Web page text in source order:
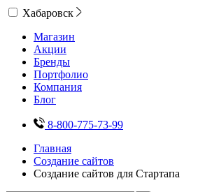
Хабаровск
Магазин
Акции
Бренды
Портфолио
Компания
Блог
8-800-775-73-99
Главная
Создание сайтов
Создание сайтов для Стартапа